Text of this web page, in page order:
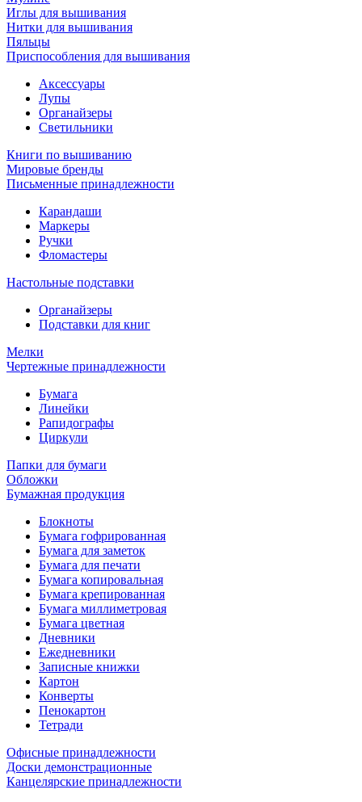
Иглы для вышивания
Нитки для вышивания
Пяльцы
Приспособления для вышивания
Аксессуары
Лупы
Органайзеры
Светильники
Книги по вышиванию
Мировые бренды
Письменные принадлежности
Карандаши
Маркеры
Ручки
Фломастеры
Настольные подставки
Органайзеры
Подставки для книг
Мелки
Чертежные принадлежности
Бумага
Линейки
Рапидографы
Циркули
Папки для бумаги
Обложки
Бумажная продукция
Блокноты
Бумага гофрированная
Бумага для заметок
Бумага для печати
Бумага копировальная
Бумага крепированная
Бумага миллиметровая
Бумага цветная
Дневники
Ежедневники
Записные книжки
Картон
Конверты
Пенокартон
Тетради
Офисные принадлежности
Доски демонстрационные
Канцелярские принадлежности